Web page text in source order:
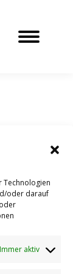
Technologien
oder darauf
Immer aktiv
hier: